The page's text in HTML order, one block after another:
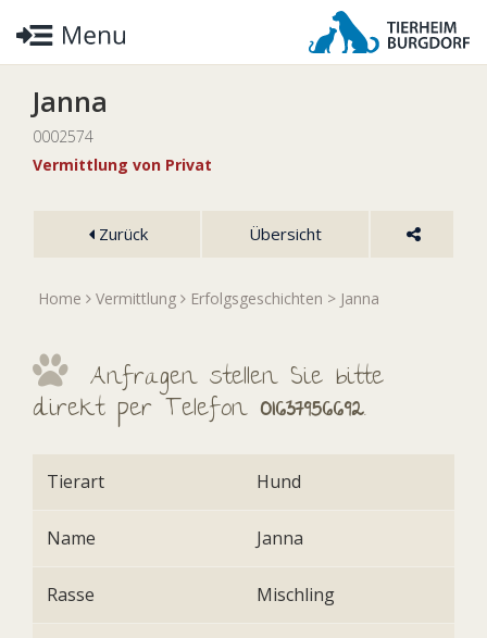
Janna
0002574
Vermittlung von Privat
Zurück Übersicht
Home Vermittlung Erfolgsgeschichten > Janna
Anfragen stellen Sie bitte
direkt per Telefon 01637956692.
Tierart Hund
Name Janna
Rasse Mischling